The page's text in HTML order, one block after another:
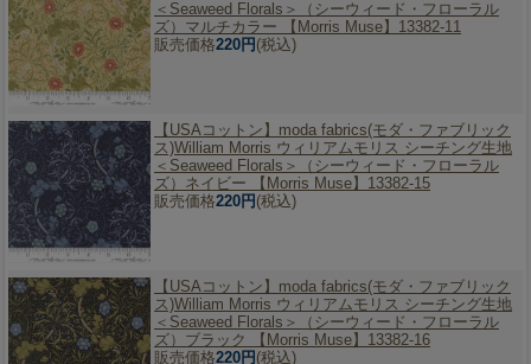
＜Seaweed Florals＞（シーウィード・フローラル
ズ）マルチカラー 【Morris Muse】13382-11
販売価格220円(税込)
【USAコットン】 moda fabrics(モダ・ファブリック
ス)William Morris ウィリアムモリス シーチング生地
＜Seaweed Florals＞（シーウィード・フローラル
ズ）ネイビー 【Morris Muse】13382-15
販売価格220円(税込)
【USAコットン】 moda fabrics(モダ・ファブリック
ス)William Morris ウィリアムモリス シーチング生地
＜Seaweed Florals＞（シーウィード・フローラル
ズ）ブラック 【Morris Muse】13382-16
販売価格220円(税込)